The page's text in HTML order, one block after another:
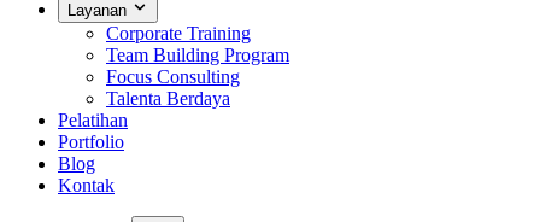
Layanan
Corporate Training
Team Building Program
Focus Consulting
Talenta Berdaya
Pelatihan
Portfolio
Blog
Kontak